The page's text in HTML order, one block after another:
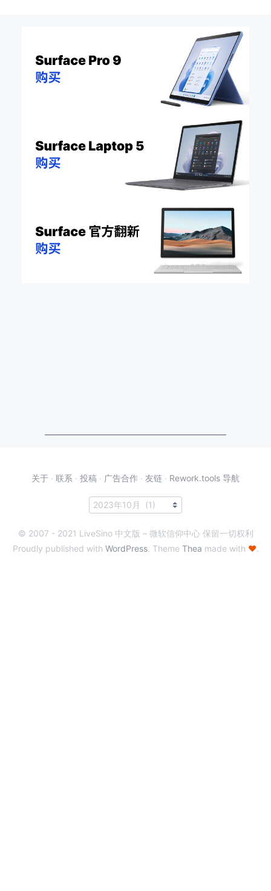
关于 · 联系 · 投稿 · 广告合作 · 友链 · Rework.tools 导航
© 2007 - 2021 LiveSino 中文版 – 微软信仰中心 保留一切权利
Proudly published with WordPress. Theme Thea made with ♥.